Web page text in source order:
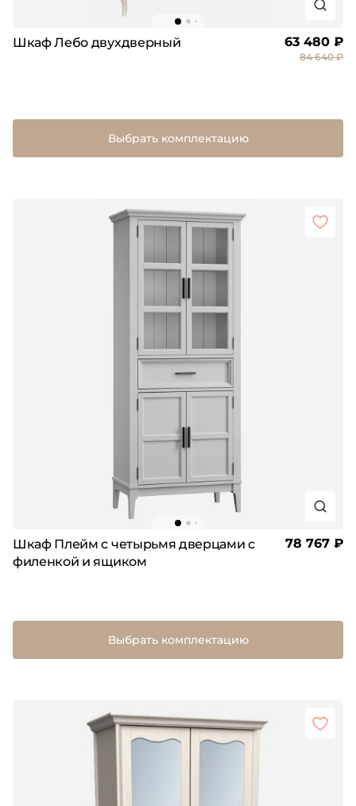
Шкаф Лебо двухдверный 63 480 ₽
84 640 ₽
Выбрать комплектацию
Шкаф Плейм с четырьмя дверцами с
филенкой и ящиком
78 767 ₽
Выбрать комплектацию